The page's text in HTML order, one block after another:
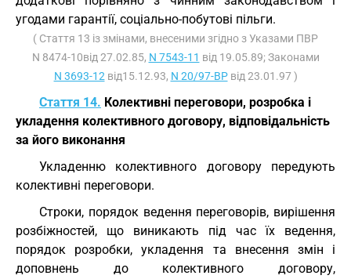
угодами гарантії, соціально-побутові пільги.
( Стаття 13 із змінами, внесеними згідно з Указами ПВР
N 8474-10від 27.02.85, N 7543-11 від 19.05.89; Законами
N 3693-12 від15.12.93, N 20/97-ВРвід 23.01.97 )
Стаття 14. Колективні переговори, розробка і
укладення колективного договору, відповідальність
за його виконання
Укладенню колективного договору передують
колективні переговори.
Строки, порядок ведення переговорів, вирішення
розбіжностей, що виникають під час їх ведення,
порядок розробки, укладення та внесення змін і
доповнень до колективного договору,